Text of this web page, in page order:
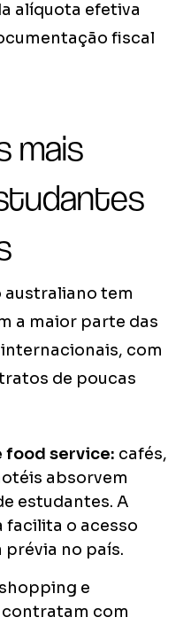
alíquota efetiva
fiscal
mais
australiano tem
a maior parte das
com
de poucas
food service: cafés,
absorvem
estudantes. A
o acesso
prévia no país.
e
com